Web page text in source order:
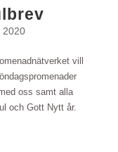
2020
vill
oss samt alla
och Gott Nytt år.